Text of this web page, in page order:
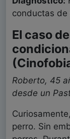
conductas
El caso
Roberto, 45
desde un
perro. Sin